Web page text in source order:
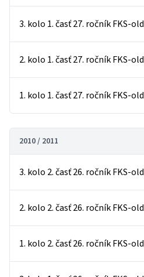
3. kolo 1. časť 27. ročník FKS-old
2. kolo 1. časť 27. ročník FKS-old
1. kolo 1. časť 27. ročník FKS-old
2010 / 2011
3. kolo 2. časť 26. ročník FKS-old
2. kolo 2. časť 26. ročník FKS-old
1. kolo 2. časť 26. ročník FKS-old